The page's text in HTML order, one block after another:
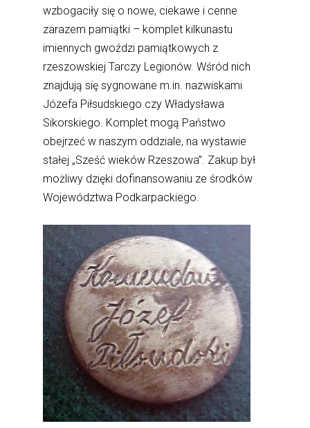
wzbogaciły się o nowe, ciekawe i cenne
zarazem pamiątki – komplet kilkunastu
imiennych gwoździ pamiątkowych z
rzeszowskiej Tarczy Legionów. Wśród nich
znajdują się sygnowane m.in. nazwiskami
Józefa Piłsudskiego czy Władysława
Sikorskiego. Komplet mogą Państwo
obejrzeć w naszym oddziale, na wystawie
stałej „Sześć wieków Rzeszowa”. Zakup był
możliwy dzięki dofinansowaniu ze środków
Województwa Podkarpackiego.